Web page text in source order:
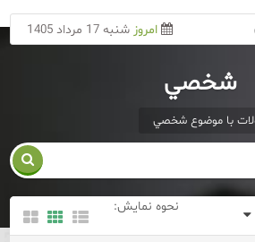
امروز شنبه 17 مرداد 1405
شخصي
با موضوع شخصي

نحوه نمایش: